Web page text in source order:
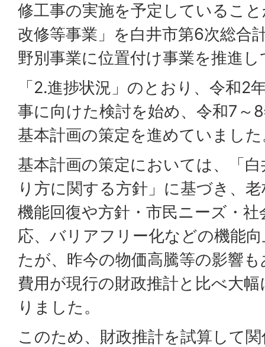
修工事の実施を予定しているこ
改修等事業」を白井市第6次総合
野別事業に位置付け事業を推進
「2.進捗状況」のとおり、令和2
事に向けた検討を始め、令和7～
基本計画の策定を進めていまし
基本計画の策定においては、「
り方に関する方針」に基づき、
機能回復や方針・市民ニーズ・
応、バリアフリー化などの機能
たが、昨今の物価高騰等の影響
費用が現行の財政推計と比べ大
りました。
このため、財政推計を試算して